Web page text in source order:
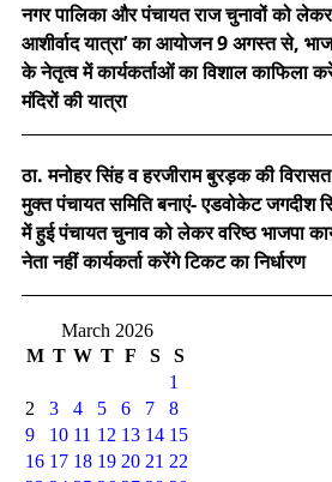
नगर पालिका और पंचायत राज चुनावों को
आशीर्वाद यात्रा’ का आयोजन 9 अगस्त से,
के नेतृत्व में कार्यकर्ताओं का विशाल काफिला
मंदिरों की यात्रा
ठा. मनोहर सिंह व हरजीराम बुरड़क की
मुक्त पंचायत समिति बनाएं- एडवोकेट जगदीश
में हुई पंचायत चुनाव को लेकर वरिष्ठ भाजपा
नेता नहीं कार्यकर्ता करेंगे टिकट का निर्धारण
March 2026
M T W T F S
S
1
2
3 4 5 6 7
8
9
10 11 12 13 14 15
16 17 18 19 20 21 22